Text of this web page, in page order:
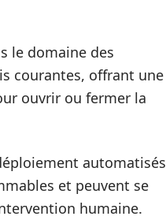
le domaine des
courantes, offrant une
ouvrir ou fermer la
automatisés
et peuvent se
humaine.